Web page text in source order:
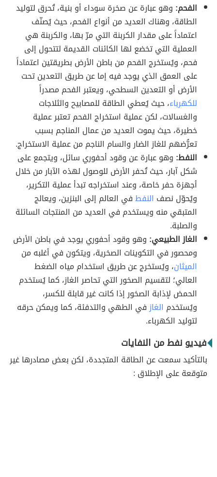
الفحم: وهو عبارة عن صخرة سوداء أو بنية، تُحرق لتوليد
الطاقة، وهناك العديد من أنواع الفحم، حيث يُصنّف
اعتماداً على مقدار الكربنة التي مرّ بها، والكربنة هي
العملية التي تخضع لها الكائنات القديمة لتتحول إلى
فحم، ويُستخرج الفحم من باطن الأرض بطريقتين اعتماداً
على العمق الذي يوجد فيه إما عن طريق التعدين تحت
الأرض أو التعدين السطحي، ويعتبر الفحم مصدراً
للكهرباء، حيث يُعطي الطاقة للمصابيح والثلاجات
والغسالات، لكن عملية استخراج الفحم تعتبر عملية
خطيرة، حيث يموت العديد من عمال المناجم بسبب
تعرُّضهم للغاز الضار والسام الناجم من عملية الاستخراج.
النفط: وهو عبارة عن وقود أحفوري سائل، ويتجمع على
شكل آبار، حيث تُحفر الأرض للوصول لهذه الآبار من خلال
أجهزة حفر خاصة، وعند استخراجه تبدأ عملية التكرير،
ويُحوّل نصف النفطفي العالم إلى البنزين، ويعالج
المتبقي منه ويستخدم في العديد من المنتجات السائلة
والصلبة.
الغاز الطبيعي: وهو وقود أحفوري يوجد في باطن الأرض
ومحصور في التكوينات الصخرية، ويتكون في أغلبه من
الميثان، ويُستخرج عن طريق استخدام مياه الضغط
العالي؛ لتقسيم الصخور التي تحاصر الغاز، كما يُستخدم
الحمض لإذابة الصخور إذا كانت غير قابلة للكسر،
ويُستخدم الغازفي الطهي والتدفئة، كما ويمكن حرقه
لتوليد الكهرباء.
فيديو نفط من النفايات
بالتأكيد سمعت عن الطاقة المتجددة، لكن بعض مصادرها غير
متوقعة على الإطلاق :